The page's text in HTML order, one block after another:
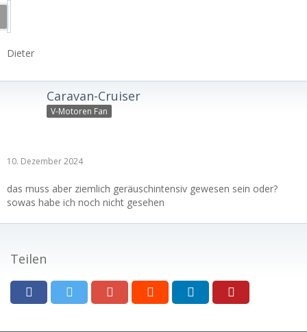
Dieter
Caravan-Cruiser
V-Motoren Fan
10. Dezember 2024
das muss aber ziemlich geräuschintensiv gewesen sein oder?
sowas habe ich noch nicht gesehen
Teilen